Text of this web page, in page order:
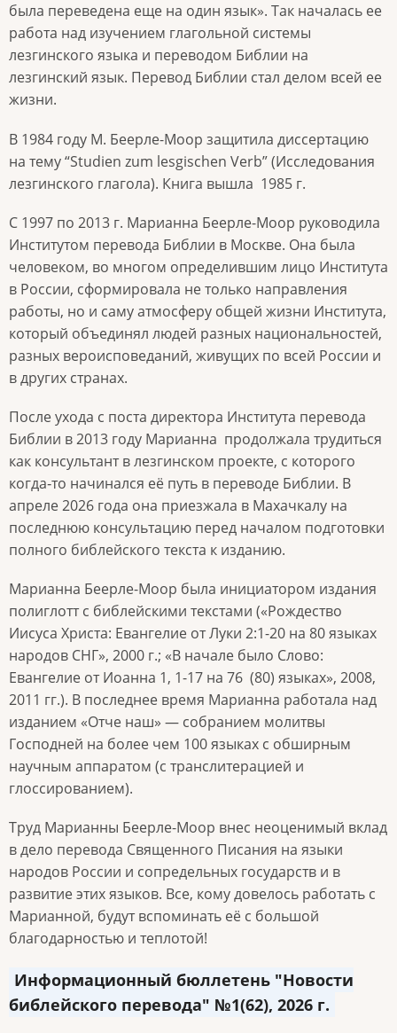
была переведена еще на один язык». Так началась ее
работа над изучением глагольной системы
лезгинского языка и переводом Библии на
лезгинский язык. Перевод Библии стал делом всей ее
жизни.
В 1984 году М. Беерле-Моор защитила диссертацию
на тему “Studien zum lesgischen Verb” (Исследования
лезгинского глагола). Книга вышла 1985 г.
С 1997 по 2013 г. Марианна Беерле-Моор руководила
Институтом перевода Библии в Москве. Она была
человеком, во многом определившим лицо Института
в России, сформировала не только направления
работы, но и саму атмосферу общей жизни Института,
который объединял людей разных национальностей,
разных вероисповеданий, живущих по всей России и
в других странах.
После ухода с поста директора Института перевода
Библии в 2013 году Марианна продолжала трудиться
как консультантвлезгинском проекте, с которого
когда‑то начинался её путь в переводе Библии. В
апреле 2026 года она приезжала в Махачкалу на
последнюю консультацию перед началом подготовки
полного библейского текста к изданию.
Марианна Беерле-Моор была инициатором издания
полиглотт с библейскими текстами («Рождество
Иисуса Христа: Евангелие от Луки 2:1-20 на 80 языках
народов СНГ», 2000 г.; «В начале было Слово:
Евангелие от Иоанна 1, 1-17 на 76 (80) языках», 2008,
2011 гг.). В последнее время Марианна работала над
изданием «Отче наш» — собранием молитвы
Господней на более чем 100 языках с обширным
научным аппаратом (с транслитерацией и
глоссированием).
Труд Марианны Беерле-Моор внес неоценимый вклад
в дело перевода Священного Писания на языки
народов России и сопредельных государств и в
развитие этих языков. Все, кому довелось работать с
Марианной, будут вспоминать её с большой
благодарностью и теплотой!
Информационный бюллетень "Новости
библейского перевода" №1(62), 2026 г.